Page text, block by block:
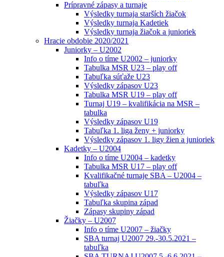
Prípravné zápasy a turnaje
Výsledky turnaja starších žiačok
Výsledky turnaja Kadetiek
Výsledky turnaja žiačok a junioriek
Hracie obdobie 2020/2021
Juniorky – U2002
Info o tíme U2002 – juniorky
Tabulka MSR U23 – play off
Tabuľka súťaže U23
Výsledky zápasov U23
Tabulka MSR U19 – play off
Turnaj U19 – kvalifikácia na MSR –
tabulka
Výsledky zápasov U19
Tabuľka 1. liga ženy + juniorky
Výsledky zápasov 1. ligy žien a junioriek
Kadetky – U2004
Info o tíme U2004 – kadetky
Tabulka MSR U17 – play off
Kvalifikačné turnaje SBA – U2004 –
tabuľka
Výsledky zápasov U17
Tabuľka skupina západ
Zápasy skupiny západ
Žiačky – U2007
Info o tíme U2007 – žiačky
SBA turnaj U2007 29.-30.5.2021 –
tabuľka